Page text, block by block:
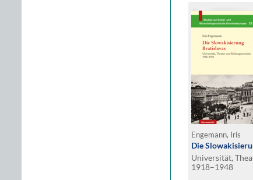
Engemann, Iris
Die
Universität,
1918–1948